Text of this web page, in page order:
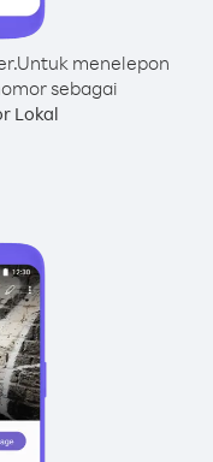
Untuk menelepon
sebagai
Lokal